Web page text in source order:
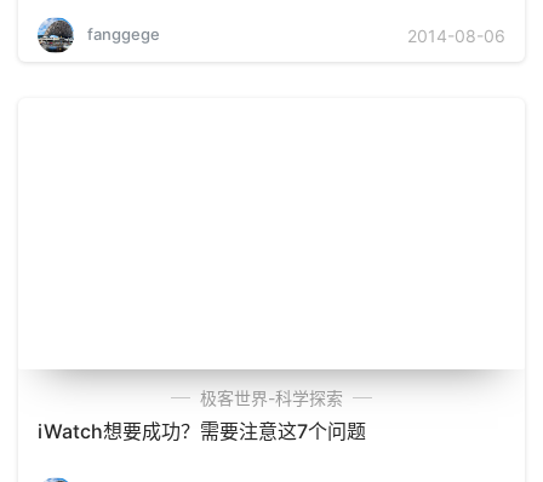
fanggege 2014-08-06
极客世界-科学探索
iWatch想要成功？需要注意这7个问题